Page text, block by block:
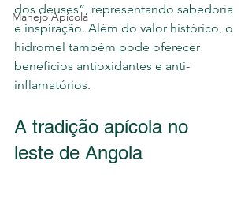
Manejo Apícola
dos deuses”, representando sabedoria
e inspiração. Além do valor histórico, o
hidromel também pode oferecer
benefícios antioxidantes e anti-
inflamatórios.
A tradição apícola no
leste de Angola